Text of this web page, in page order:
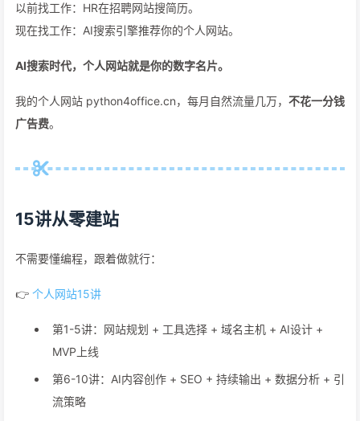
以前找工作：HR在招聘网站搜简历。
现在找工作：AI搜索引擎推荐你的个人网站。
AI搜索时代，个人网站就是你的数字名片。
我的个人网站 python4office.cn，每月自然流量几万， 不花一分钱
广告费。
15讲从零建站
不需要懂编程，跟着做就行：
👉 个人网站15讲
第1-5讲：网站规划 + 工具选择 + 域名主机 + AI设计 +
MVP上线
第6-10讲：AI内容创作 + SEO + 持续输出 + 数据分析 + 引
流策略